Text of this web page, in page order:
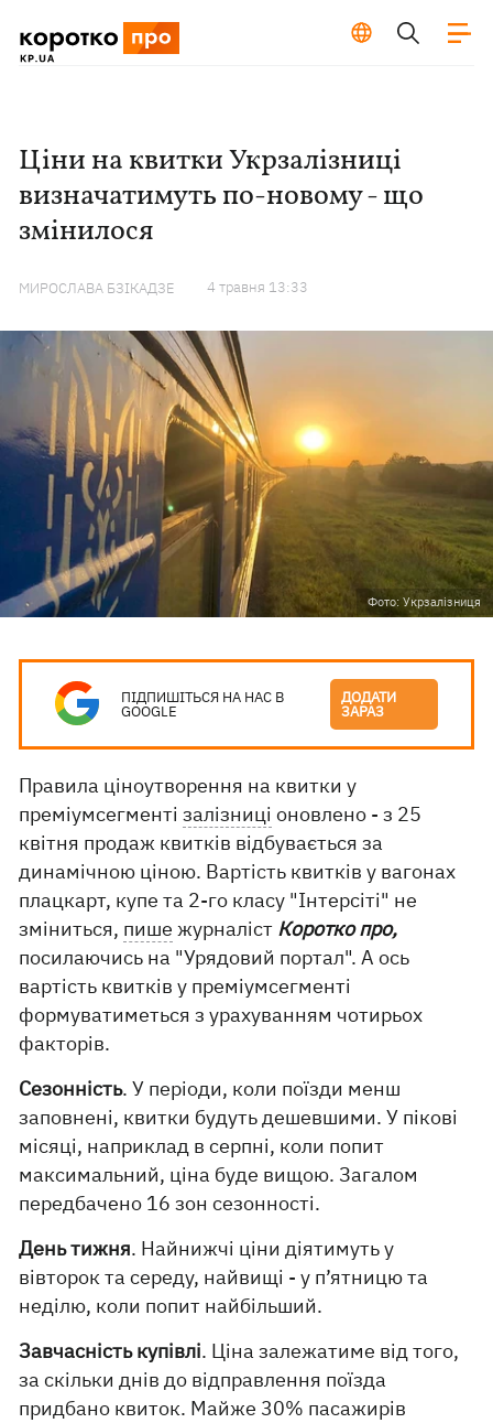
Ціни на квитки Укрзалізниці
визначатимуть по-новому - що
змінилося
МИРОСЛАВА БЗІКАДЗЕ 4 травня 13:33
Фото: Укрзалізниця
ПІДПИШІТЬСЯ НА НАС В
GOOGLE
ДОДАТИ
ЗАРАЗ
Правила ціноутворення на квитки у
преміумсегментізалізниці оновлено - з 25
квітня продаж квитків відбувається за
динамічною ціною. Вартість квитків у вагонах
плацкарт, купе та 2-го класу "Інтерсіті" не
зміниться, пише журналіст Коротко про,
посилаючись на "Урядовий портал". А ось
вартість квитків у преміумсегменті
формуватиметься з урахуванням чотирьох
факторів.
Сезонність. У періоди, коли поїзди менш
заповнені, квитки будуть дешевшими. У пікові
місяці, наприклад в серпні, коли попит
максимальний, ціна буде вищою. Загалом
передбачено 16 зон сезонності.
День тижня. Найнижчі ціни діятимуть у
вівторок та середу, найвищі - у п’ятницю та
неділю, коли попит найбільший.
Завчасність купівлі. Ціна залежатиме від того,
за скільки днів до відправлення поїзда
придбано квиток. Майже 30% пасажирів